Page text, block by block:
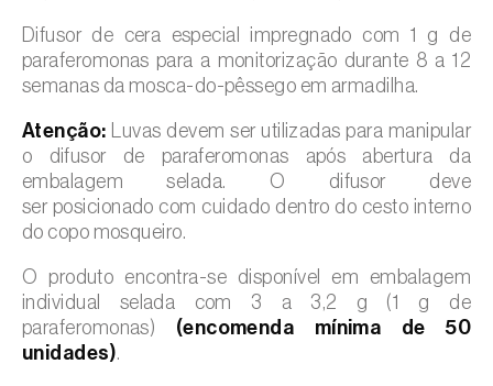
Difusor de cera especial impregnado com 1 g de
paraferomonas para a monitorização durante 8 a 12
semanas da mosca-do-pêssego em armadilha.
Atenção: Luvas devem ser utilizadas para manipular
o difusor de paraferomonas após abertura da
embalagem selada. O difusor deve
ser posicionado com cuidado dentro do cesto interno
do copo mosqueiro.
O produto encontra-se disponível em embalagem
individual selada com 3 a 3,2 g (1 g de
paraferomonas) (encomenda mínima de 50
unidades).